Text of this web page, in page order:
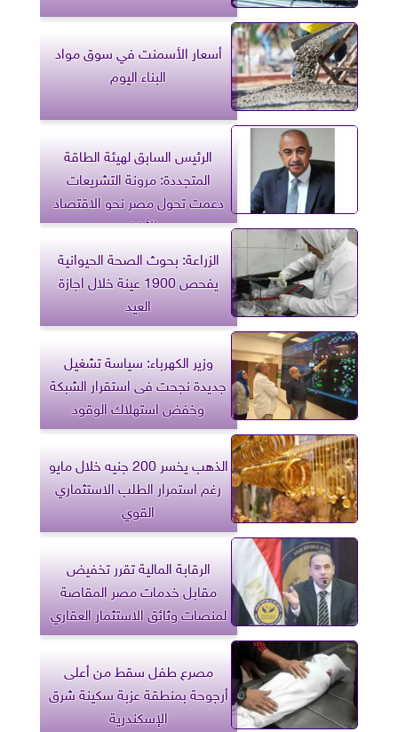
أسعار الأسمنت في سوق مواد
البناء اليوم
الرئيس السابق لهيئة الطاقة
المتجددة: مرونة التشريعات
دعمت تحول مصر نحو الاقتصاد
الأخضر
الزراعة: بحوث الصحة الحيوانية
يفحص 1900 عينة خلال اجازة
العيد
وزير الكهرباء: سياسة تشغيل
جديدة نجحت فى استقرار الشبكة
وخفض استهلاك الوقود
الذهب يخسر 200 جنيه خلال مايو
رغم استمرار الطلب الاستثماري
القوي
الرقابة المالية تقرر تخفيض
مقابل خدمات مصر المقاصة
لمنصات وثائق الاستثمار العقاري
مصرع طفل سقط من أعلى
أرجوحة بمنطقة عزبة سكينة شرق
الإسكندرية